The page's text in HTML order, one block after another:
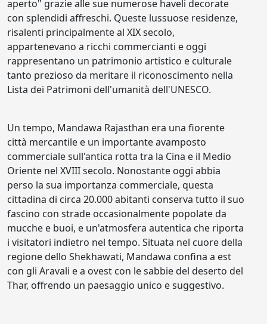
aperto" grazie alle sue numerose haveli decorate
con splendidi affreschi. Queste lussuose residenze,
risalenti principalmente al XIX secolo,
appartenevano a ricchi commercianti e oggi
rappresentano un patrimonio artistico e culturale
tanto prezioso da meritare il riconoscimento nella
Lista dei Patrimoni dell'umanità dell'UNESCO.
Un tempo, Mandawa Rajasthan era una fiorente
città mercantile e un importante avamposto
commerciale sull'antica rotta tra la Cina e il Medio
Oriente nel XVIII secolo. Nonostante oggi abbia
perso la sua importanza commerciale, questa
cittadina di circa 20.000 abitanti conserva tutto il suo
fascino con strade occasionalmente popolate da
mucche e buoi, e un'atmosfera autentica che riporta
i visitatori indietro nel tempo. Situata nel cuore della
regione dello Shekhawati, Mandawa confina a est
con gli Aravali e a ovest con le sabbie del deserto del
Thar, offrendo un paesaggio unico e suggestivo.